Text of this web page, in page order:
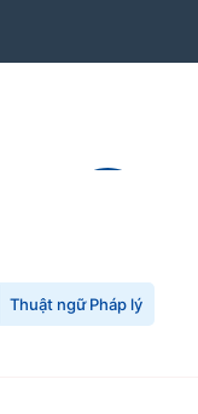
Thuật ngữ Pháp lý